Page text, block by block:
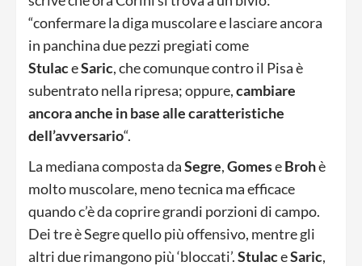
“confermare la diga muscolare e lasciare ancora
in panchina due pezzi pregiati come
StulaceSaric, che comunque contro il Pisa è
subentrato nella ripresa; oppure,cambiare
ancora anche in base alle caratteristiche
dell’avversario“.
La mediana composta daSegre,GomeseBrohè
molto muscolare, meno tecnica ma efficace
quando c’è da coprire grandi porzioni di campo.
Dei tre è Segre quello più offensivo, mentre gli
altri due rimangono più ‘bloccati’.StulaceSaric,